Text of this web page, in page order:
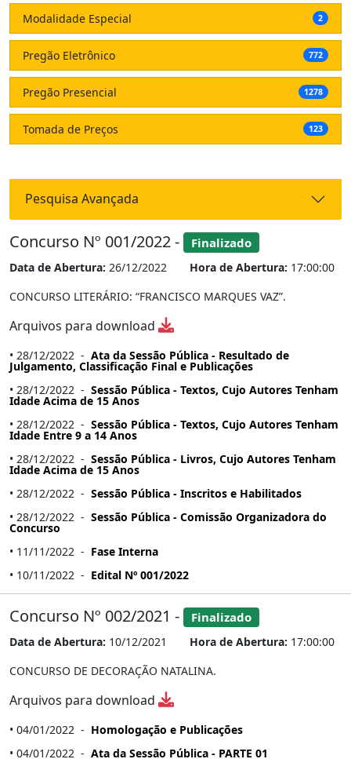
Modalidade Especial 2
Pregão Eletrônico 772
Pregão Presencial 1278
Tomada de Preços 123
Pesquisa Avançada
Concurso Nº 001/2022 - Finalizado
Data de Abertura: 26/12/2022 Hora de Abertura: 17:00:00
CONCURSO LITERÁRIO: “FRANCISCO MARQUES VAZ”.
Arquivos para download
• 28/12/2022 - Ata da Sessão Pública - Resultado de
Julgamento, Classificação Final e Publicações
• 28/12/2022 - Sessão Pública - Textos, Cujo Autores Tenham
Idade Acima de 15 Anos
• 28/12/2022 - Sessão Pública - Textos, Cujo Autores Tenham
Idade Entre 9 a 14 Anos
• 28/12/2022 - Sessão Pública - Livros, Cujo Autores Tenham
Idade Acima de 15 Anos
• 28/12/2022 - Sessão Pública - Inscritos e Habilitados
• 28/12/2022 - Sessão Pública - Comissão Organizadora do
Concurso
• 11/11/2022 - Fase Interna
• 10/11/2022 - Edital Nº 001/2022
Concurso Nº 002/2021 - Finalizado
Data de Abertura: 10/12/2021 Hora de Abertura: 17:00:00
CONCURSO DE DECORAÇÃO NATALINA.
Arquivos para download
• 04/01/2022 - Homologação e Publicações
• 04/01/2022 - Ata da Sessão Pública - PARTE 01